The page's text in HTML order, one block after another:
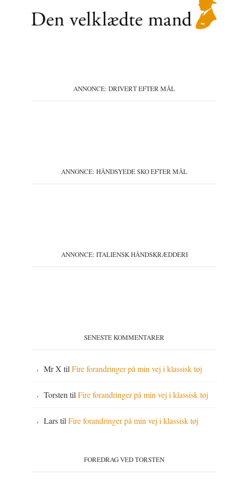
ANNONCE: DRIVERT EFTER MÅL
ANNONCE: HÅNDSYEDE SKO EFTER MÅL
ANNONCE: ITALIENSK HÅNDSKRÆDDERI
SENESTE KOMMENTARER
Mr X tilFire forandringer på min vej i klassisk tøj
Torsten tilFire forandringer på min vej i klassisk tøj
LarstilFire forandringer på min vej i klassisk tøj
FOREDRAG VED TORSTEN